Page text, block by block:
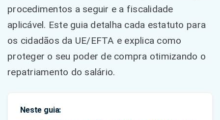
procedimentos a seguir e a fiscalidade
aplicável. Este guia detalha cada estatuto para
os cidadãos da UE/EFTA e explica como
proteger o seu poder de compra otimizando o
repatriamento do salário.
Neste guia: